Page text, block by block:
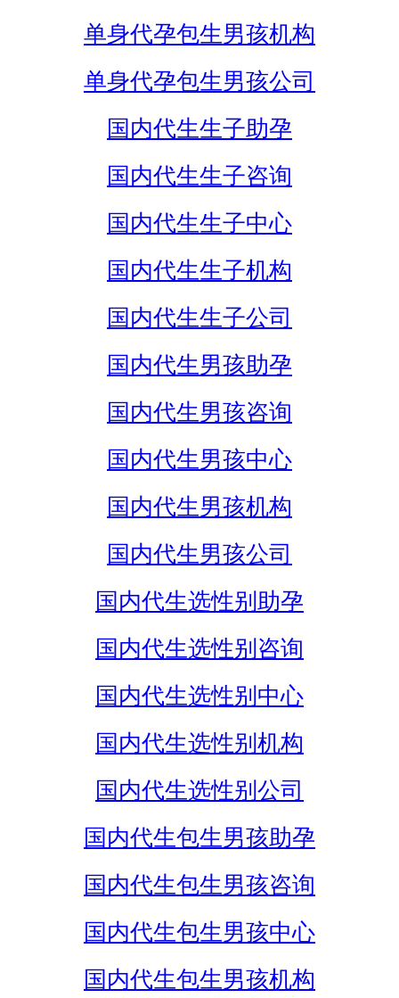
单身代孕包生男孩机构
单身代孕包生男孩公司
国内代生生子助孕
国内代生生子咨询
国内代生生子中心
国内代生生子机构
国内代生生子公司
国内代生男孩助孕
国内代生男孩咨询
国内代生男孩中心
国内代生男孩机构
国内代生男孩公司
国内代生选性别助孕
国内代生选性别咨询
国内代生选性别中心
国内代生选性别机构
国内代生选性别公司
国内代生包生男孩助孕
国内代生包生男孩咨询
国内代生包生男孩中心
国内代生包生男孩机构